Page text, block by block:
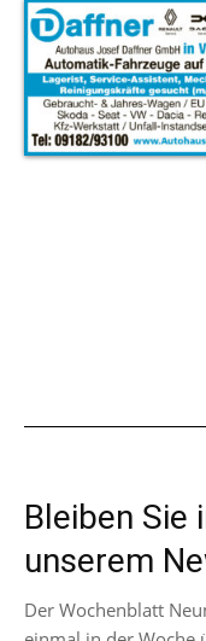
Bleiben
unserem
Der Wochenblatt